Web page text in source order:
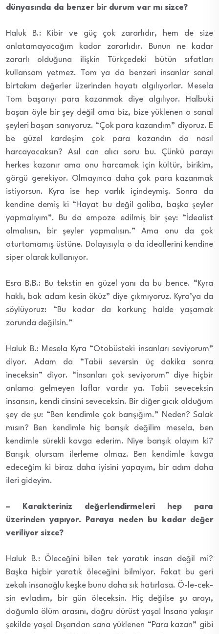
dünyasında da benzer bir durum var mı sizce?
Haluk B.: Kibir ve güç çok zararlıdır, hem de size
anlatamayacağım kadar zararlıdır. Bunun ne kadar
zararlı olduğuna ilişkin Türkçedeki bütün sıfatları
kullansam yetmez. Tom ya da benzeri insanlar sanal
birtakım değerler üzerinden hayatı algılıyorlar. Mesela
Tom başarıyı para kazanmak diye algılıyor. Halbuki
başarı öyle bir şey değil ama biz, bize yüklenen o sanal
şeyleri başarı sanıyoruz. “Çok para kazandım” diyoruz. E
be güzel kardeşim çok para kazandın da nasıl
harcayacaksın? Asıl can alıcı soru bu. Çünkü parayı
herkes kazanır ama onu harcamak için kültür, birikim,
görgü gerekiyor. Olmayınca daha çok para kazanmak
istiyorsun. Kyra ise hep varlık içindeymiş. Sonra da
kendine demiş ki “Hayat bu değil galiba, başka şeyler
yapmalıyım”. Bu da empoze edilmiş bir şey: “İdealist
olmalısın, bir şeyler yapmalısın.” Ama onu da çok
oturtamamış üstüne. Dolayısıyla o da ideallerini kendine
siper olarak kullanıyor.
Esra B.B.: Bu tekstin en güzel yanı da bu bence. “Kyra
haklı, bak adam kesin öküz” diye çıkmıyoruz. Kyra’ya da
söylüyoruz: “Bu kadar da korkunç halde yaşamak
zorunda değilsin.”
Haluk B.: Mesela Kyra “Otobüsteki insanları seviyorum”
diyor. Adam da “Tabii seversin üç dakika sonra
ineceksin” diyor. “İnsanları çok seviyorum” diye hiçbir
anlama gelmeyen laflar vardır ya. Tabii seveceksin
insansın, kendi cinsini seveceksin. Bir diğer gıcık olduğum
şey de şu: “Ben kendimle çok barışığım.” Neden? Salak
mısın? Ben kendimle hiç barışık değilim mesela, ben
kendimle sürekli kavga ederim. Niye barışık olayım ki?
Barışık olursam ilerleme olmaz. Ben kendimle kavga
edeceğim ki biraz daha iyisini yapayım, bir adım daha
ileri gideyim.
– Karakteriniz değerlendirmeleri hep para
üzerinden yapıyor. Paraya neden bu kadar değer
veriliyor sizce?
Haluk B.: Öleceğini bilen tek yaratık insan değil mi?
Başka hiçbir yaratık öleceğini bilmiyor. Fakat bu geri
zekalı insanoğlu keşke bunu daha sık hatırlasa. Ö-le-cek-
sin evladım, bir gün öleceksin. Hiç değilse şu arayı,
doğumla ölüm arasını, doğru dürüst yaşa! İnsana yakışır
şekilde yaşa! Dışarıdan sana yüklenen “Para kazan” gibi